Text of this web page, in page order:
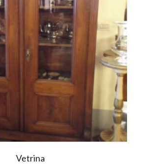
Vetrina